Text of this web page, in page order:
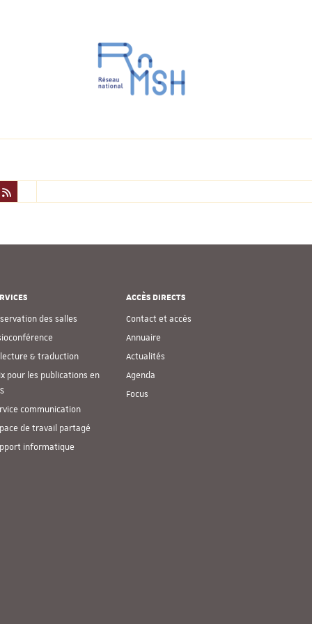
des salles
& traduction
pour les publications en
communication
de travail partagé
informatique
ACCÈS DIRECTS
Contact et accès
Annuaire
Actualités
Agenda
Focus